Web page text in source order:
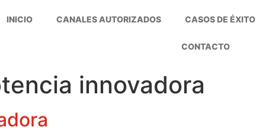
INICIO CANALES AUTORIZADOS CASOS DE ÉXITO
CONTACTO
innovadora